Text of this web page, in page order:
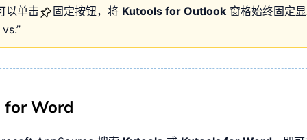
以单击 固定按钮，将 Kutools for Outlook 窗格始终固定
Word